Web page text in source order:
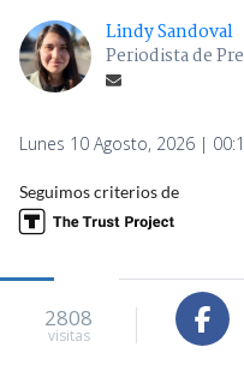
Lindy Sandoval
Periodista de
Lunes 10 Agosto, 2026 |
Seguimos criterios de
2808
visitas